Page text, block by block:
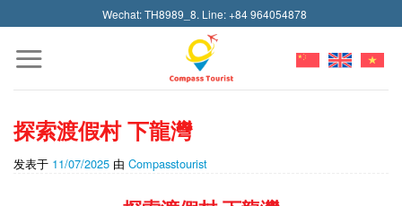
to
content
Wechat: TH8989_8. Line: +84 964054878
探索渡假村 下龍灣
发表于 11/07/2025 由 Compasstourist